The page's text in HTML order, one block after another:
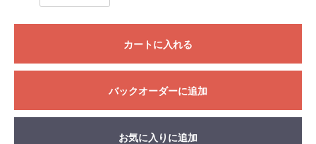
カートに入れる
バックオーダーに追加
お気に入りに追加